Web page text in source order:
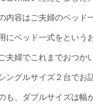
内容はご夫婦のベッド
にベッド一式をという
夫婦でこれまでおつか
ングルサイズ２台でお
も、ダブルサイズは幅